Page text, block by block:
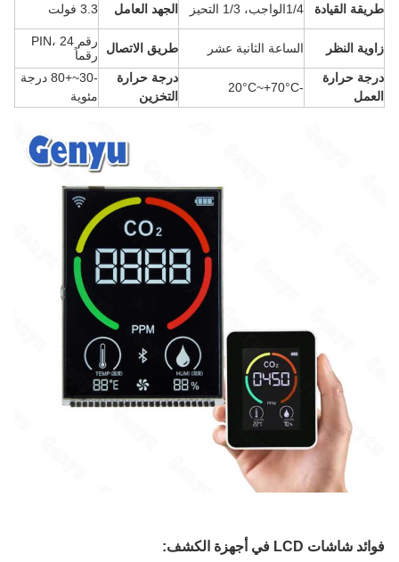
طريقة القيادة 1/4الواجب، 1/3 التحيز الجهد العامل 3.3 فولت
زاوية النظر الساعة الثانية عشر طريق الاتصال
رقم PIN، 24
رقماً
درجة حرارة
العمل
-20°C~+70°C
درجة حرارة
التخزين
-30~+80 درجة
مئوية
فوائد شاشات LCD في أجهزة الكشف: